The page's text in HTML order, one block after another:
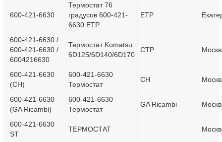
600-421-6630
Термостат 76
градусов 600-421-
6630 ETP
ETP
600-421-6630 /
600-421-6630 /
6004216630
Термостат Komatsu
6D125/6D140/6D170
CTP
600-421-6630
(CH)
600-421-6630
Термостат
CH
600-421-6630
(GA Ricambi)
600-421-6630
Термостат
GA Ricambi
600-421-6630
ST
ТЕРМОСТАТ